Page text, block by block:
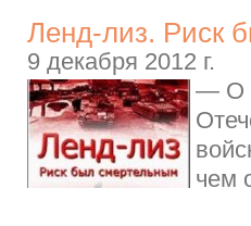
Ленд-лиз. Риск
9 декабря 2012 г.
— О
чем